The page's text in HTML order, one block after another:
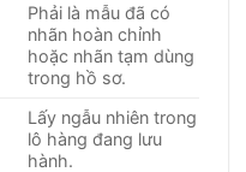
Phải là mẫu đã có
nhãn hoàn chỉnh
hoặc nhãn tạm dùng
trong hồ sơ.
Lấy ngẫu nhiên trong
lô hàng đang lưu
hành.